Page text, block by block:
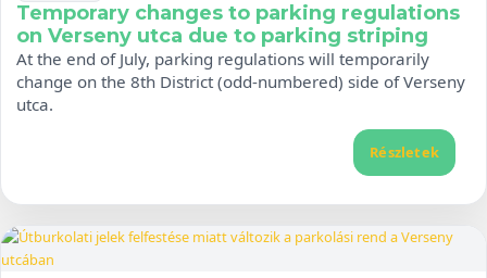
Temporary changes to parking regulations
on Verseny utca due to parking striping
At the end of July, parking regulations will temporarily
change on the 8th District (odd-numbered) side of Verseny
utca.
Részletek